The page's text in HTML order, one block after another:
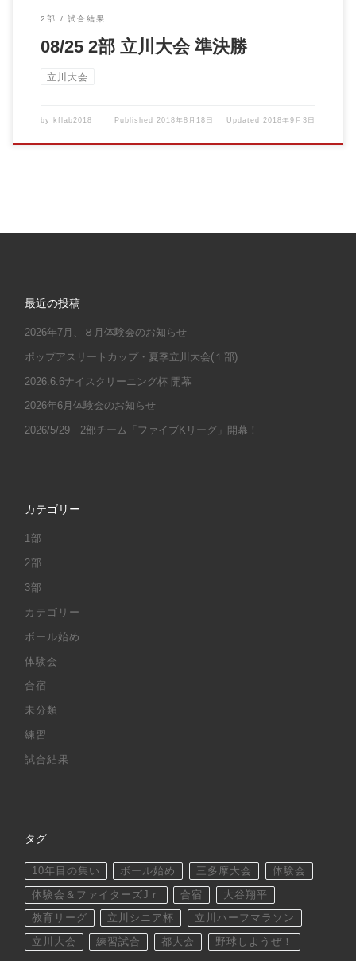
2部 試合結果
08/25 2部 立川大会 準決勝
立川大会
by kflab2018 Published 2018年8月18日 Updated 2018年9月3日
最近の投稿
2026年7月、８月体験会のお知らせ
ポップアスリートカップ・夏季立川大会(１部)
2026.6.6ナイスクリーニング杯 開幕
2026年6月体験会のお知らせ
2026/5/29 2部チーム「ファイブKリーグ」開幕！
カテゴリー
1部
2部
3部
カテゴリー
ボール始め
体験会
合宿
未分類
練習
試合結果
タグ
10年目の集い ボール始め 三多摩大会 体験会
体験会＆ファイターズJｒ 合宿 大谷翔平
教育リーグ 立川シニア杯 立川ハーフマラソン
立川大会 練習試合 都大会 野球しようぜ！